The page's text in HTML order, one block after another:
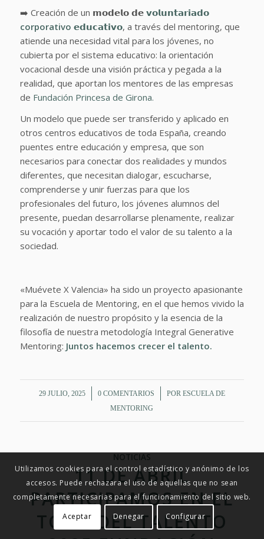
➡️ Creación de un 𝗺𝗼𝗱𝗲𝗹𝗼 𝗱𝗲 𝘃𝗼𝗹𝘂𝗻𝘁𝗮𝗿𝗶𝗮𝗱𝗼
corporativo 𝗲𝗱𝘂𝗰𝗮𝘁𝗶𝘃𝗼, a través del mentoring, que
atiende una necesidad vital para los jóvenes, no
cubierta por el sistema educativo: la orientación
vocacional desde una visión práctica y pegada a la
realidad, que aportan los mentores de las empresas
de Fundación Princesa de Girona.
Un modelo que puede ser transferido y aplicado en
otros centros educativos de toda España, creando
puentes entre educación y empresa, que son
necesarios para conectar dos realidades y mundos
diferentes, que necesitan dialogar, escucharse,
comprenderse y unir fuerzas para que los
profesionales del futuro, los jóvenes alumnos del
presente, puedan desarrollarse plenamente, realizar
su vocación y aportar todo el valor de su talento a la
sociedad.
«Muévete X Valencia» ha sido un proyecto apasionante
para la Escuela de Mentoring, en el que hemos vivido la
realización de nuestro propósito y la esencia de la
filosofía de nuestra metodología Integral Generative
Mentoring: Juntos hacemos crecer el talento.
29 JULIO, 2025
/ 0 COMENTARIOS
/ POR ESCUELA DE
MENTORING
NOTICIAS
11 DE ABRIL
PARTICIPAMOS EN EL
TOUR DEL TALENTO
Utilizamos cookies para el control estadístico y anónimo de los
accesos. Puede rechazara el uso de aquellas que no sean
completamente necesarias para el funcionamiento del sitio web.
Aceptar
Denegar Configurar